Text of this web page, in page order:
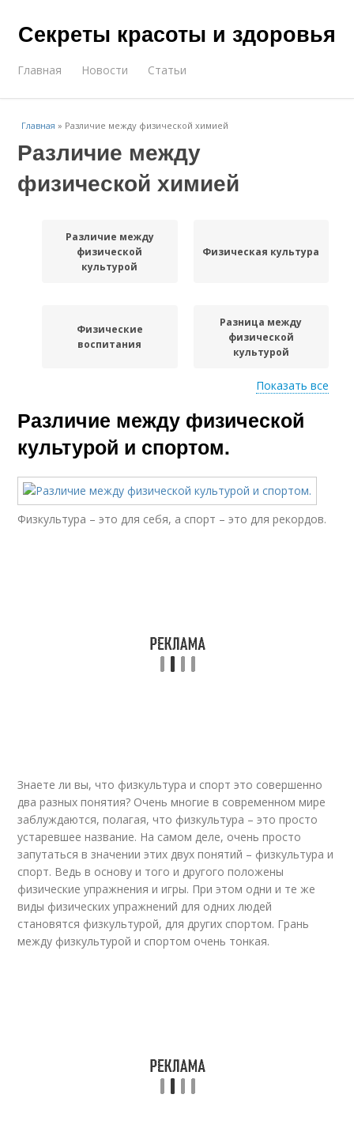
Секреты красоты и здоровья
Главная Новости Статьи
Главная » Различие между физической химией
Различие между
физической химией
Различие между
физической
культурой
Физическая культура
Физические
воспитания
Разница между
физической
культурой
физической
адсорбцией
Показать все
Различие между физической
культурой и спортом.
Физкультура – это для себя, а спорт – это для рекордов.
Знаете ли вы, что физкультура и спорт это совершенно
два разных понятия? Очень многие в современном мире
заблуждаются, полагая, что физкультура – это просто
устаревшее название. На самом деле, очень просто
запутаться в значении этих двух понятий – физкультура и
спорт. Ведь в основу и того и другого положены
физические упражнения и игры. При этом одни и те же
виды физических упражнений для одних людей
становятся физкультурой, для других спортом. Грань
между физкультурой и спортом очень тонкая.